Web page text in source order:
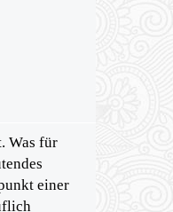
Was für
einer